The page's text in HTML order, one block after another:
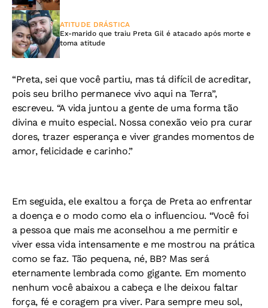
ATITUDE DRÁSTICA
Ex-marido que traiu Preta Gil é atacado após morte e
toma atitude
“Preta, sei que você partiu, mas tá difícil de acreditar,
pois seu brilho permanece vivo aqui na Terra”,
escreveu. “A vida juntou a gente de uma forma tão
divina e muito especial. Nossa conexão veio pra curar
dores, trazer esperança e viver grandes momentos de
amor, felicidade e carinho.”
Em seguida, ele exaltou a força de Preta ao enfrentar
a doença e o modo como ela o influenciou. “Você foi
a pessoa que mais me aconselhou a me permitir e
viver essa vida intensamente e me mostrou na prática
como se faz. Tão pequena, né, BB? Mas será
eternamente lembrada como gigante. Em momento
nenhum você abaixou a cabeça e lhe deixou faltar
força, fé e coragem pra viver. Para sempre meu sol,